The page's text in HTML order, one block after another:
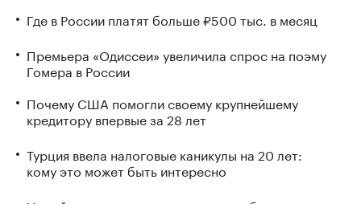
Где в России платят больше ₽500 тыс. в месяц
Премьера «Одиссеи» увеличила спрос на поэму
Гомера в России
Почему США помогли своему крупнейшему
кредитору впервые за 28 лет
Турция ввела налоговые каникулы на 20 лет:
кому это может быть интересно